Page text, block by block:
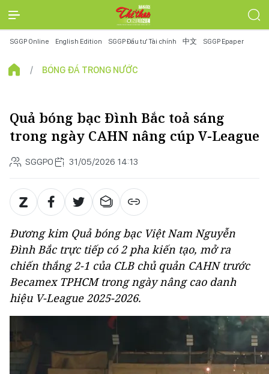
SGGP Online English Edition SGGP Đầu tư Tài chính 中文 SGGP Epaper
BÓNG ĐÁ TRONG NƯỚC
Quả bóng bạc Đình Bắc toả sáng
trong ngày CAHN nâng cúp V-League
SGGPO 31/05/2026 14:13
Đương kim Quả bóng bạc Việt Nam Nguyễn
Đình Bắc trực tiếp có 2 pha kiến tạo, mở ra
chiến thắng 2-1 của CLB chủ quản CAHN trước
Becamex TPHCM trong ngày nâng cao danh
hiệu V-League 2025-2026.